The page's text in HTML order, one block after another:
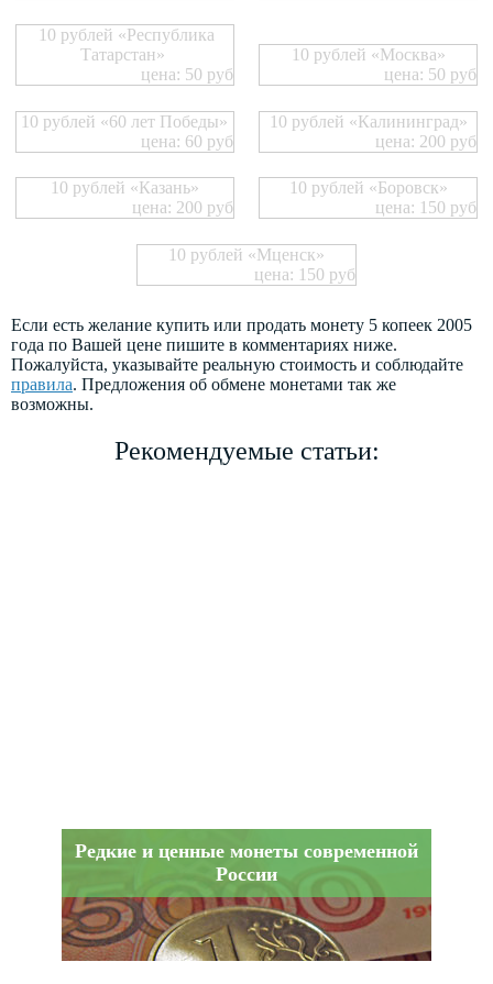
10 рублей «Республика
Татарстан»
цена: 50 руб
10 рублей «Москва»
цена: 50 руб
10 рублей «60 лет Победы»
цена: 60 руб
10 рублей «Калининград»
цена: 200 руб
10 рублей «Казань»
цена: 200 руб
10 рублей «Боровск»
цена: 150 руб
10 рублей «Мценск»
цена: 150 руб
Если есть желание купить или продать монету 5 копеек 2005
года по Вашей цене пишите в комментариях ниже.
Пожалуйста, указывайте реальную стоимость и соблюдайте
правила. Предложения об обмене монетами так же
возможны.
Рекомендуемые статьи:
Редкие и ценные монеты современной
России